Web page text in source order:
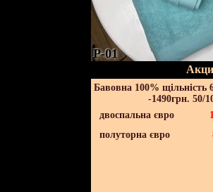
P-01
Бавовна 100% щільність
-1490грн. 50/
двоспальна євро
полуторна євро